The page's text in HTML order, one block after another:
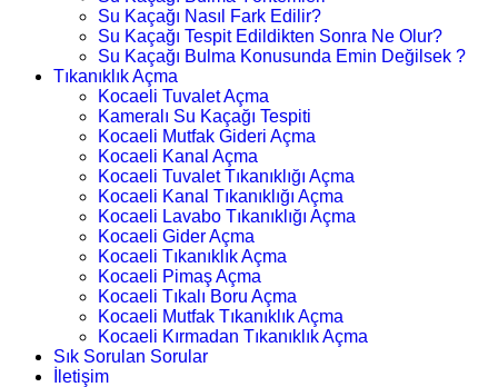
Su Kaçağı Nasıl Fark Edilir?
Su Kaçağı Tespit Edildikten Sonra Ne Olur?
Su Kaçağı Bulma Konusunda Emin Değilsek ?
Tıkanıklık Açma
Kocaeli Tuvalet Açma
Kameralı Su Kaçağı Tespiti
Kocaeli Mutfak Gideri Açma
Kocaeli Kanal Açma
Kocaeli Tuvalet Tıkanıklığı Açma
Kocaeli Kanal Tıkanıklığı Açma
Kocaeli Lavabo Tıkanıklığı Açma
Kocaeli Gider Açma
Kocaeli Tıkanıklık Açma
Kocaeli Pimaş Açma
Kocaeli Tıkalı Boru Açma
Kocaeli Mutfak Tıkanıklık Açma
Kocaeli Kırmadan Tıkanıklık Açma
Sık Sorulan Sorular
İletişim